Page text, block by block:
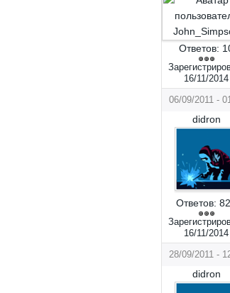
Ответов:
16/11/2014
06/09/2011 -
didron
Ответов:
16/11/2014
28/09/2011 -
didron